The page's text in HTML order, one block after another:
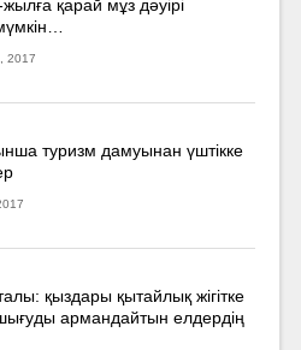
қарай мұз дәуірі
2017
туризм дамуынан үштікке
қыздары қытайлық жігітке
армандайтын елдердің